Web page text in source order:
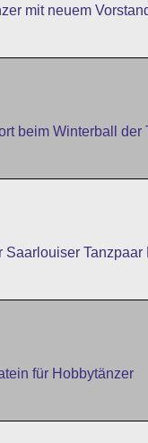
mit neuem
beim Winterball der
Saarlouiser Tanzpaar
für Hobbytänzer